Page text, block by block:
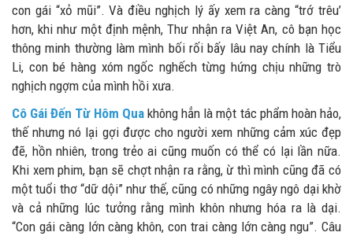
con gái “xỏ mũi”. Và điều nghịch lý ấy xem ra càng “trớ trêu’
hơn, khi như một định mệnh, Thư nhận ra Việt An, cô bạn học
thông minh thường làm mình bối rối bấy lâu nay chính là Tiểu
Li, con bé hàng xóm ngốc nghếch từng hứng chịu những trò
nghịch ngợm của mình hồi xưa.
Cô Gái Đến Từ Hôm Quakhông hẳn là một tác phẩm hoàn hảo,
thế nhưng nó lại gợi được cho người xem những cảm xúc đẹp
đẽ, hồn nhiên, trong trẻo ai cũng muốn có thể có lại lần nữa.
Khi xem phim, bạn sẽ chợt nhận ra rằng, ừ thì mình cũng đã có
một tuổi thơ “dữ dội” như thế, cũng có những ngây ngô dại khờ
và cả những lúc tưởng rằng mình khôn nhưng hóa ra là dại.
“Con gái càng lớn càng khôn, con trai càng lớn càng ngu”. Câu